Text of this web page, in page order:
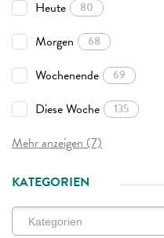
Heute
80
Morgen 68
Wochenende 69
Diese Woche 135
Mehr anzeigen (7)
KATEGORIEN